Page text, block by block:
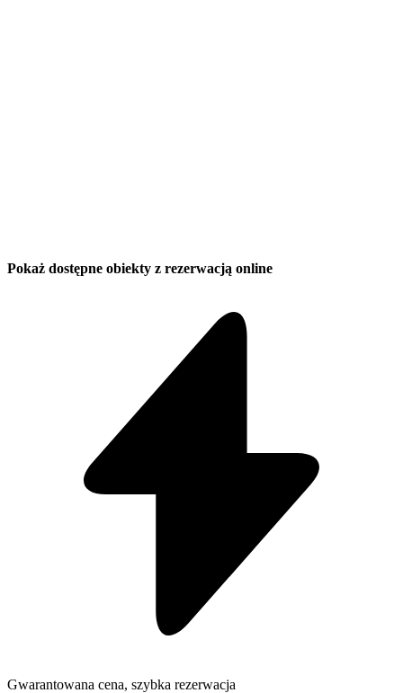
Pokaż dostępne obiekty z rezerwacją online
Gwarantowana cena, szybka rezerwacja